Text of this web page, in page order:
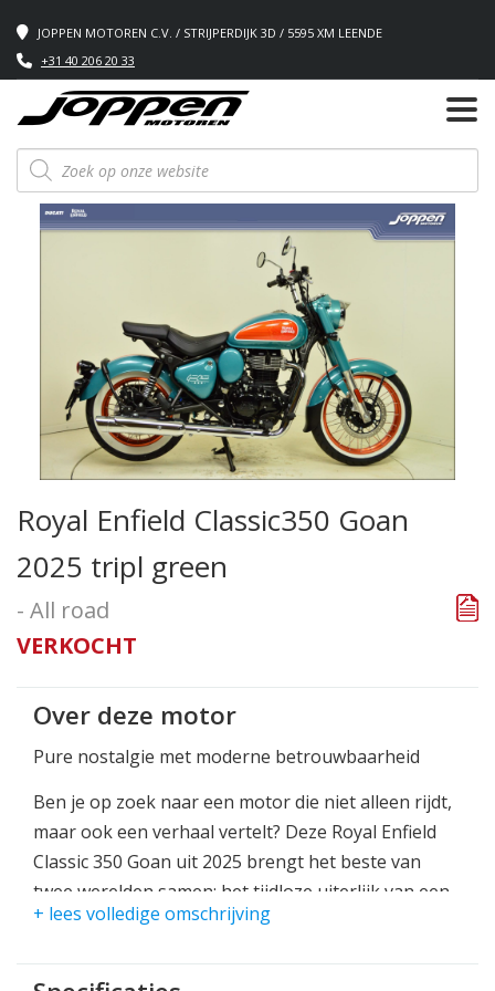
JOPPEN MOTOREN C.V. / STRIJPERDIJK 3D / 5595 XM LEENDE
+31 40 206 20 33
Producten
zoeken
Royal Enfield Classic350 Goan
2025 tripl green
- All road
VERKOCHT
Over deze motor
Pure nostalgie met moderne betrouwbaarheid
Ben je op zoek naar een motor die niet alleen rijdt,
maar ook een verhaal vertelt? Deze Royal Enfield
Classic 350 Goan uit 2025 brengt het beste van
twee werelden samen: het tijdloze uiterlijk van een
klassieke Britse motorfiets, gecombineerd met de
techniek.
+ lees volledige omschrijving